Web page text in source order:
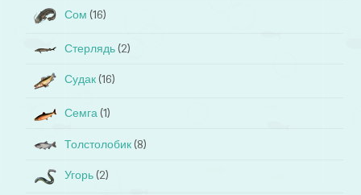
Сом (16)
Стерлядь (2)
Судак (16)
Семга (1)
Толстолобик (8)
Угорь (2)